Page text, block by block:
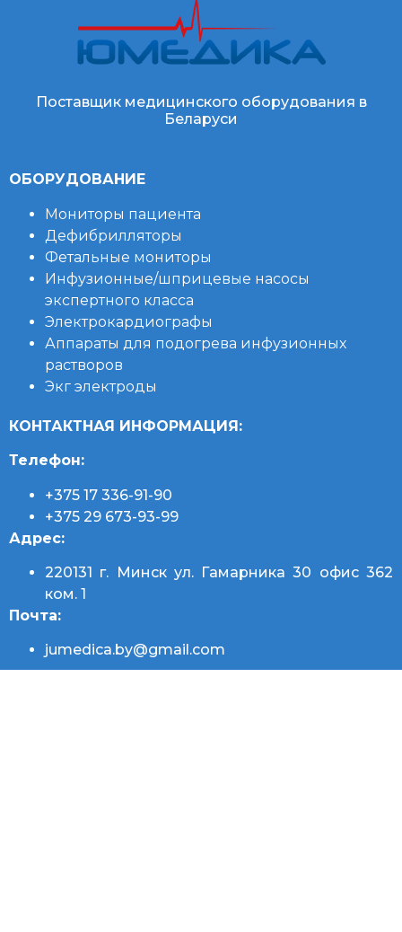
Поставщик медицинского оборудования в
Беларуси
ОБОРУДОВАНИЕ
Мониторы пациента
Дефибрилляторы
Фетальные мониторы
Инфузионные/шприцевые насосы
экспертного класса
Электрокардиографы
Аппараты для подогрева инфузионных
растворов
Экг электроды
КОНТАКТНАЯ ИНФОРМАЦИЯ:
Телефон:
+375 17 336-91-90
+375 29 673-93-99
Адрес:
220131 г. Минск ул. Гамарника 30 офис 362
ком. 1
Почта:
jumedica.by@gmail.com